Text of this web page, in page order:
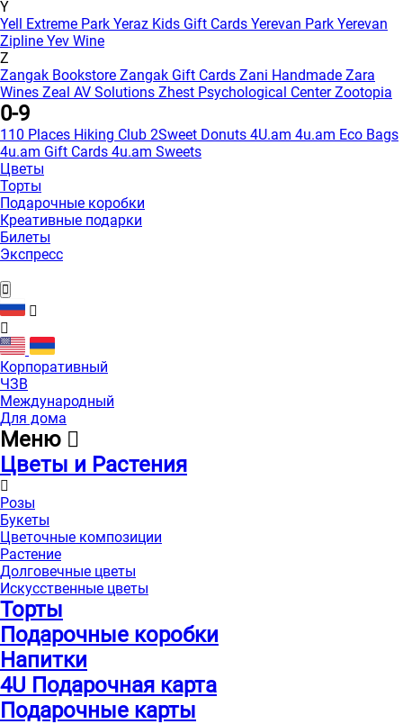
Y
Yell Extreme Park Yeraz Kids Gift Cards Yerevan Park Yerevan
Zipline Yev Wine
Z
Zangak Bookstore Zangak Gift Cards Zani Handmade Zara
Wines Zeal AV Solutions Zhest Psychological CenterZootopia
0-9
110 Places Hiking Club 2Sweet Donuts 4U.am 4u.am Eco Bags
4u.am Gift Cards 4u.am Sweets
Цветы
Торты
Подарочные коробки
Креативные подарки
Билеты
Экспресс
Корпоративный
ЧЗВ
Международный
Для дома
Меню
Цветы и Растения
Розы
Букеты
Цветочные композиции
Растение
Долговечные цветы
Искусственные цветы
Торты
Подарочные коробки
Напитки
4U Подарочная карта
Подарочные карты